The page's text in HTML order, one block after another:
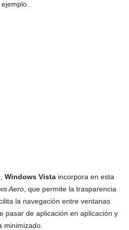
Windows Vista incorpora en esta
Aero , que permite la trasparencia
la navegación entre ventanas
pasar de aplicación en aplicación y
minimizado.